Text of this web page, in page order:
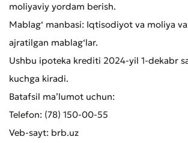
Xizmat sifatini baholang
Murojaat qoldirish
moliyaviy yordam berish.
Mablag‘ manbasi: Iqtisodiyot va moliya
ajratilgan mablag‘lar.
Ushbu ipoteka krediti 2024-yil 1-dekabr
kuchga kiradi.
Batafsil ma’lumot uchun:
Telefon: (78) 150-00-55
Veb-sayt: brb.uz